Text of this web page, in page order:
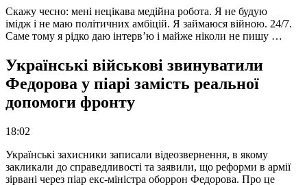
Скажу чесно: мені нецікава медійна робота. Я не будую
імідж і не маю політичних амбіцій. Я займаюся війною. 24/7.
Саме тому я рідко даю інтерв’ю і майже ніколи не пишу …
Українські військові звинуватили
Федорова у піарі замість реальної
допомоги фронту
18:02
Українські захисники записали відеозвернення, в якому
закликали до справедливості та заявили, що реформи в армії
зірвані через піар екс-міністра оборрон Федорова. Про це